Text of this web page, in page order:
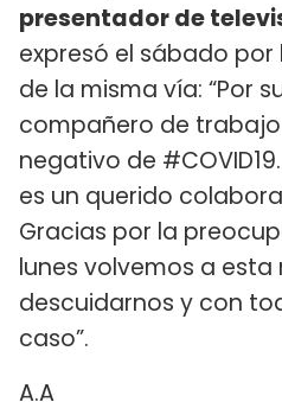
presentador de
expresó el sábado
de la misma vía: “Por
compañero de trabajo
negativo de
es un querido
Gracias por la
lunes volvemos a esta
descuidarnos y con
caso”.
A.A